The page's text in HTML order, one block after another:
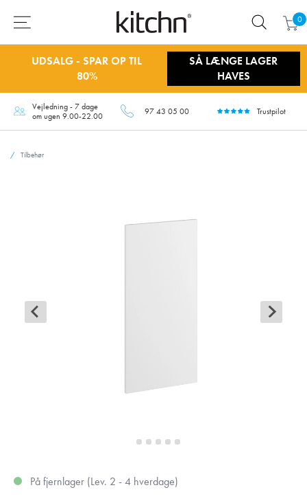
0
UDSALG - SPAR OP TIL
80%
SÅ LÆNGE LAGER
HAVES
Vejledning - 7 dage
om ugen 9.00-22.00
97 43 05 00 Trustpilot
Tilbehør
På fjernlager (Lev. 2 - 4 hverdage)